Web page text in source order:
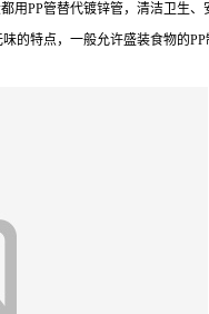
用PP管替代镀锌管，清洁卫生
的特点，一般允许盛装食物的PP